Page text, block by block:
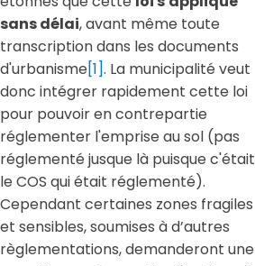
sans délai, avant même toute
transcription dans les documents
d'urbanisme[1]. La municipalité veut
donc intégrer rapidement cette loi
pour pouvoir en contrepartie
réglementer l'emprise au sol (pas
réglementé jusque là puisque c'était
le COS qui était réglementé).
Cependant certaines zones fragiles
et sensibles, soumises à d’autres
règlementations, demanderont une